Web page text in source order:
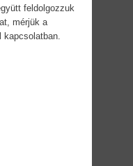
feldolgozzuk
mérjük a